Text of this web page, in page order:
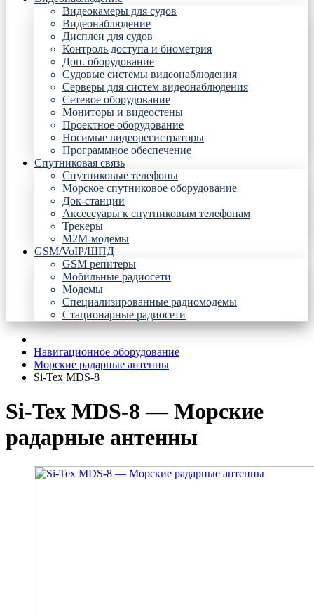
Видеокамеры для судов
Видеонаблюдение
Дисплеи для судов
Контроль доступа и биометрия
Доп. оборудование
Судовые системы видеонаблюдения
Серверы для систем видеонаблюдения
Сетевое оборудование
Мониторы и видеостены
Проектное оборудование
Носимые видеорегистраторы
Программное обеспечение
Спутниковая связь
Спутниковые телефоны
Морское спутниковое оборудование
Док-станции
Аксессуары к спутниковым телефонам
Трекеры
М2М-модемы
GSM/VoIP/ШПД
GSM репитеры
Мобильные радиосети
Модемы
Специализированные радиомодемы
Стационарные радиосети
Навигационное оборудование
Морские радарные антенны
Si-Tex MDS-8
Si-Tex MDS-8 — Морские
радарные антенны